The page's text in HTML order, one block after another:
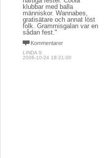
klubbar med balla
människor. Wannabes,
gratisätare och annat löst
folk. Grammisgalan var en
sådan fest."
Kommentarer
LINDA S
2006-10-24 19:21:00